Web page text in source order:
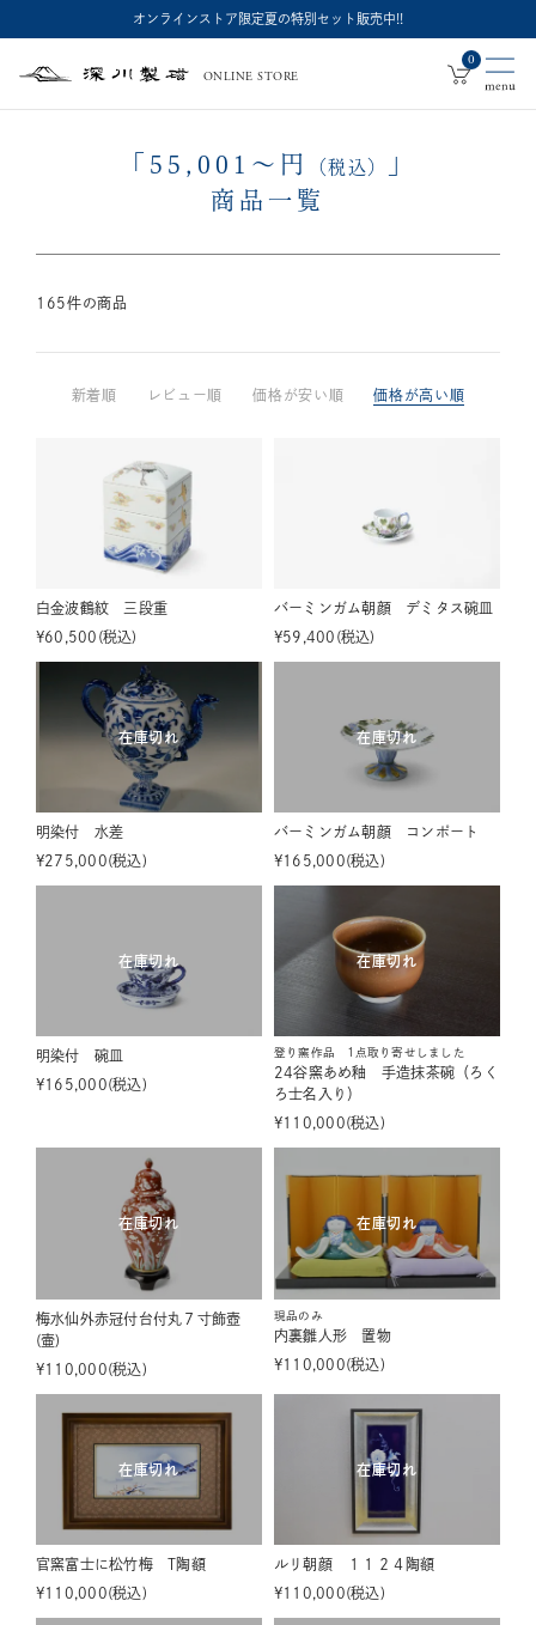
オンラインストア限定夏の特別セット販売中!!
深
製
ONLINE STORE
0
55,001 ～ 円 （税込）
」
商品一覧
165件の商品
新着順 レビュー順 価格が安い順 価格が高い順
白金波鶴紋 三段重
¥60,500 税込
バーミンガム朝顔 デミタス碗皿
¥59,400 税込
明染付 水差
¥275,000 税込
在庫切れ
バーミンガム朝顔 コンポート
¥165,000 税込
在庫切れ
明染付 碗皿
¥165,000 税込
在庫切れ
登り窯作品 1点取り寄せしました
24谷窯あめ釉 手造抹茶碗（ろく
ろ士名入り）
¥110,000 税込
在庫切れ
梅水仙外赤冠付台付丸７寸飾壺
(壷)
¥110,000 税込
在庫切れ
現品のみ
内裏雛人形 置物
¥110,000 税込
在庫切れ
官窯富士に松竹梅 T陶額
¥110,000 税込
在庫切れ
ルリ朝顔 １１２４陶額
¥110,000 税込
在庫切れ